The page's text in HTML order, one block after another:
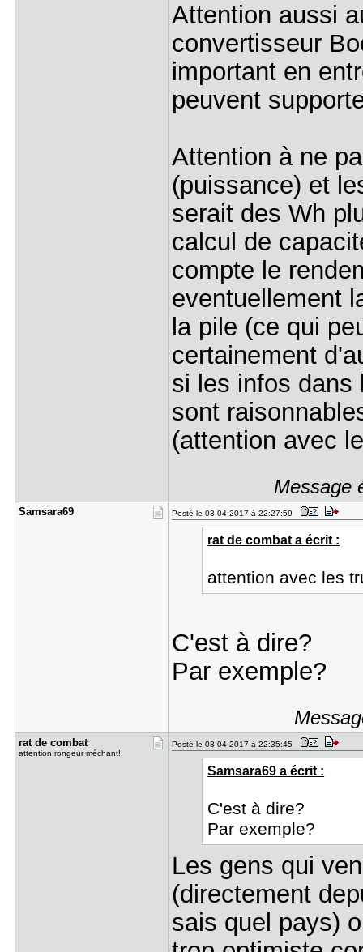
Attention aussi
convertisseur
important en
peuvent
Attention à ne
(puissance) et
serait des Wh
calcul de
compte le
eventuellement
la pile (ce qui
certainement
si les infos dans
sont
(attention avec
Message
Samsara69 Posté le 03-04-2017 à 22:27:59
rat de combat a écrit :
attention avec les
C'est à dire?
Par exemple?
rat de com​bat
attention rongeur méchant!
Posté le 03-04-2017 à 22:35:45
Samsara69 a écrit :
C'est à dire?
Par exemple?
Les gens qui
(directement
sais quel pays)